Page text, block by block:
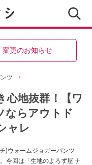
変更のお知らせ
ツ
心地抜群！【ワ
ならアウトド
ャレ
)ウォームジョガーパンツ
今回は「生地のよろず屋 ナ